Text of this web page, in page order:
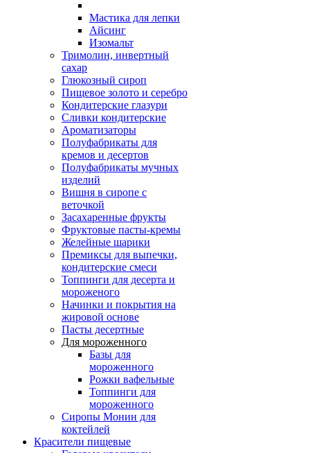
Мастика для лепки
Айсинг
Изомальт
Тримолин, инвертный
сахар
Глюкозный сироп
Пищевое золото и серебро
Кондитерские глазури
Сливки кондитерские
Ароматизаторы
Полуфабрикаты для
кремов и десертов
Полуфабрикаты мучных
изделий
Вишня в сиропе с
веточкой
Засахаренные фрукты
Фруктовые пасты-кремы
Желейные шарики
Премиксы для выпечки,
кондитерские смеси
Топпинги для десерта и
мороженого
Начинки и покрытия на
жировой основе
Пасты десертные
Для мороженного
Базы для
мороженного
Рожки вафельные
Топпинги для
мороженного
Сиропы Монин для
коктейлей
Красители пищевые